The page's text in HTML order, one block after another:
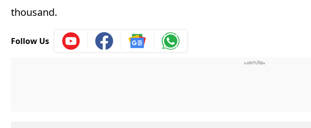
thousand.
Follow Us